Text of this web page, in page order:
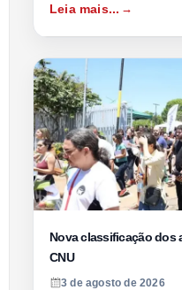
Leia mais...
Nova classificação dos
CNU
3 de agosto de 2026